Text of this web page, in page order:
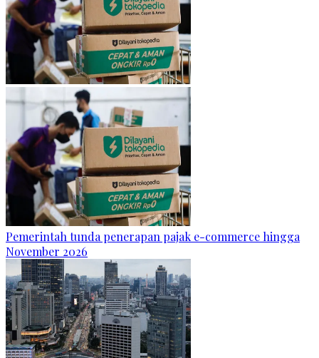
Pemerintah tunda penerapan pajak e-commerce hingga
November 2026